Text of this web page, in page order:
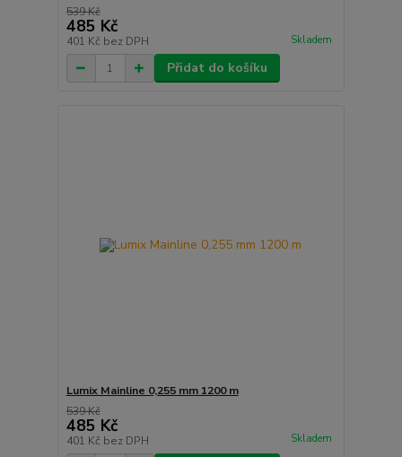
539 Kč
485 Kč
401 Kč bez DPH Skladem
Přidat do košíku
Lumix Mainline 0,255 mm 1200 m
539 Kč
485 Kč
401 Kč bez DPH Skladem